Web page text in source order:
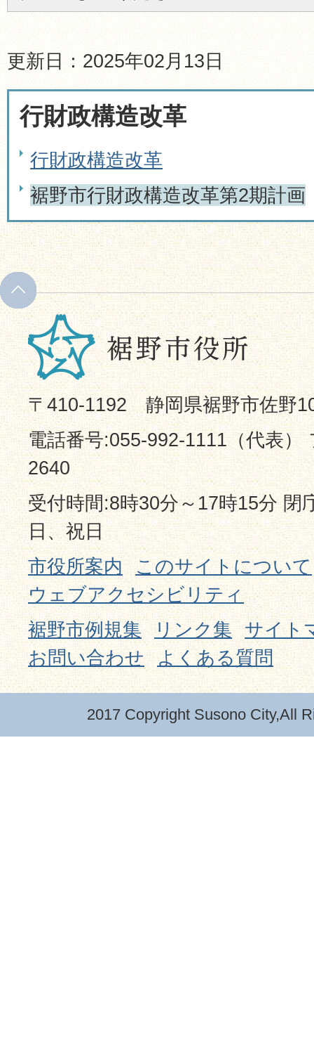
更新日：2025年02月13日
行財政構造改革
行財政構造改革
裾野市行財政構造改革第2期計画
〒410-1192 静岡県裾野市佐野
電話番号:055-992-1111（代表）
2640
受付時間:8時30分～17時15分 閉
日、祝日
市役所案内
このサイトについて
ウェブアクセシビリティ
裾野市例規集
リンク集
サイト
お問い合わせ
よくある質問
2017 Copyright Susono City,All